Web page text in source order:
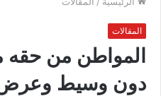
المقالات
المواطن من حقه
دون وسيط